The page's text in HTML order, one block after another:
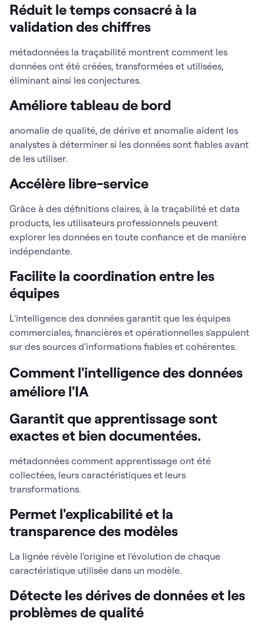
Réduit le temps consacré à la
validation des chiffres
métadonnées la traçabilité montrent comment les
données ont été créées, transformées et utilisées,
éliminant ainsi les conjectures.
Améliore tableau de bord
anomalie de qualité, de dérive et anomalie aident les
analystes à déterminer si les données sont fiables avant
de les utiliser.
Accélère libre-service
Grâce à des définitions claires, à la traçabilité et data
products, les utilisateurs professionnels peuvent
explorer les données en toute confiance et de manière
indépendante.
Facilite la coordination entre les
équipes
L'intelligence des données garantit que les équipes
commerciales, financières et opérationnelles s'appuient
sur des sources d'informations fiables et cohérentes.
Comment l'intelligence des données
améliore l'IA
Garantit que apprentissage sont
exactes et bien documentées.
métadonnées comment apprentissage ont été
collectées, leurs caractéristiques et leurs
transformations.
Permet l'explicabilité et la
transparence des modèles
La lignée révèle l'origine et l'évolution de chaque
caractéristique utilisée dans un modèle.
Détecte les dérives de données et les
problèmes de qualité